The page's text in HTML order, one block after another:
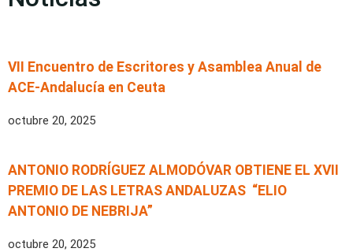
VII Encuentro de Escritores y Asamblea Anual de
ACE-Andalucía en Ceuta
octubre 20, 2025
ANTONIO RODRÍGUEZ ALMODÓVAR OBTIENE EL XVII
PREMIO DE LAS LETRAS ANDALUZAS “ELIO
ANTONIO DE NEBRIJA”
octubre 20, 2025